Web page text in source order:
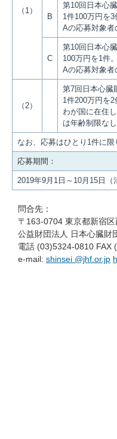
（1）
B
第10回日本心
1件100万円を3
Aの応募対象者
C
第10回日本心
100万円を1件。
Aの応募対象者
（2）
第7回日本心臓
1件200万円を2
わが国に在住
は年齢制限なし
なお、応募はひとり1件に
応募期間：
2019年9月1日～10月15日（
問合先：
〒163-0704 東京都新宿
公益財団法人 日本心臓財
電話 (03)5324-0810 FAX
e-mail: shinsei @jhf.or.jp